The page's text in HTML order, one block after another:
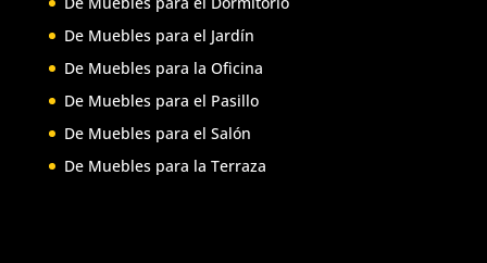
De Muebles para el Jardín
De Muebles para la Oficina
De Muebles para el Pasillo
De Muebles para el Salón
De Muebles para la Terraza